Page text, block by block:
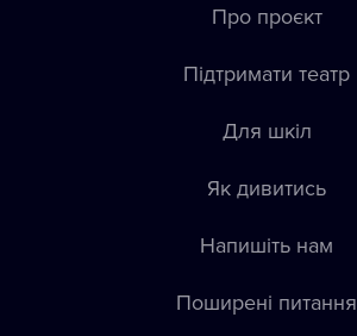
Про проєкт
Підтримати театр
Для шкіл
Як дивитись
Напишіть нам
Пoширені питання